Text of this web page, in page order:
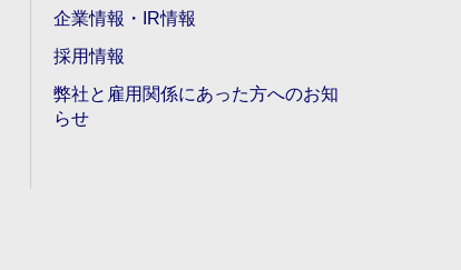
企業情報・IR情報
採用情報
弊社と雇用関係にあった方へのお知
らせ